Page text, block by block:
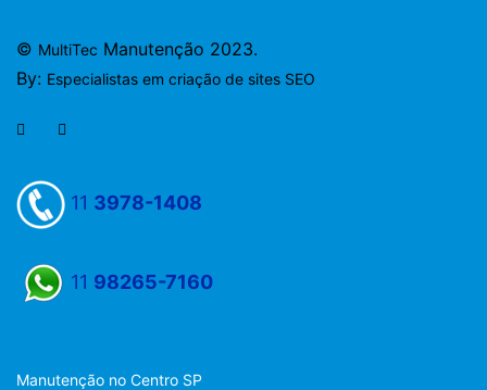
© MultiTec Manutenção 2023.
By: Especialistas em criação de sites SEO
11 3978-1408
11 98265-7160
Manutenção no Centro SP